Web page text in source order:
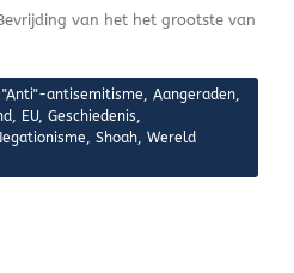
van het het grootste van
"Anti"-antisemitisme, Aangeraden,
, EU, Geschiedenis,
, Shoah, Wereld